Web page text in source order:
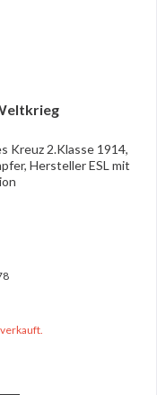
Kreuz 2.Klasse 1914,
Hersteller ESL mit